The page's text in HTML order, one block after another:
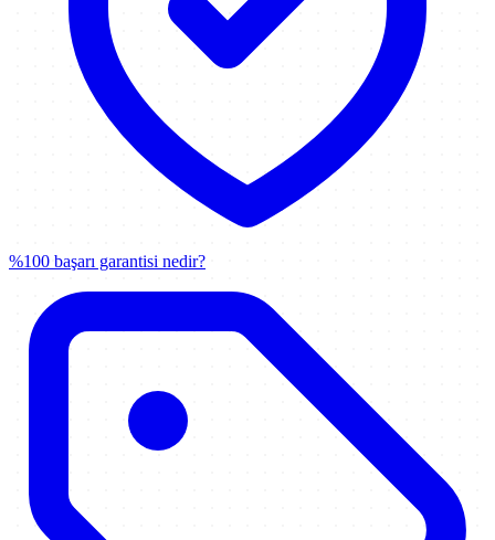
%100 başarı garantisi nedir?